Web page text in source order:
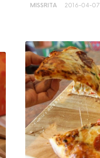
MISSRITA 2016-04-07